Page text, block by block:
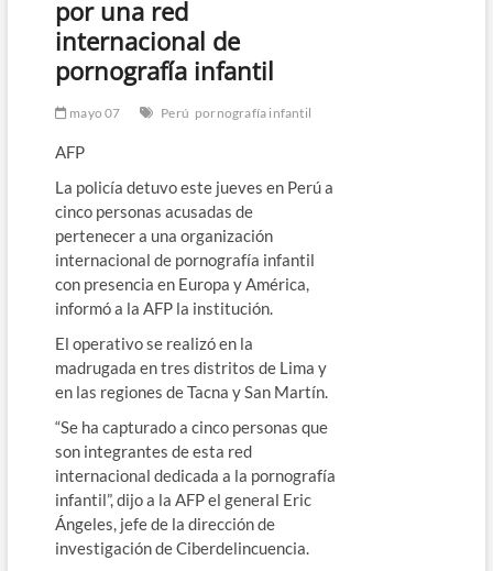
por una red
internacional de
pornografía infantil
mayo 07 Perú pornografía infantil
AFP
La policía detuvo este jueves en Perú a
cinco personas acusadas de
pertenecer a una organización
internacional de pornografía infantil
con presencia en Europa y América,
informó a la AFP la institución.
El operativo se realizó en la
madrugada en tres distritos de Lima y
en las regiones de Tacna y San Martín.
“Se ha capturado a cinco personas que
son integrantes de esta red
internacional dedicada a la pornografía
infantil”, dijo a la AFP el general Eric
Ángeles, jefe de la dirección de
investigación de Ciberdelincuencia.